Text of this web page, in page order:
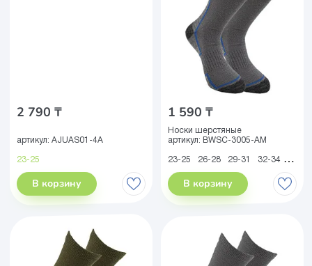
2 790 ₸
артикул: AJUAS01-4A
23-25
В корзину
1 590 ₸
Носки шерстяные
артикул: BWSC-3005-AM
23-25 26-28 29-31 32-34 35-38
В корзину